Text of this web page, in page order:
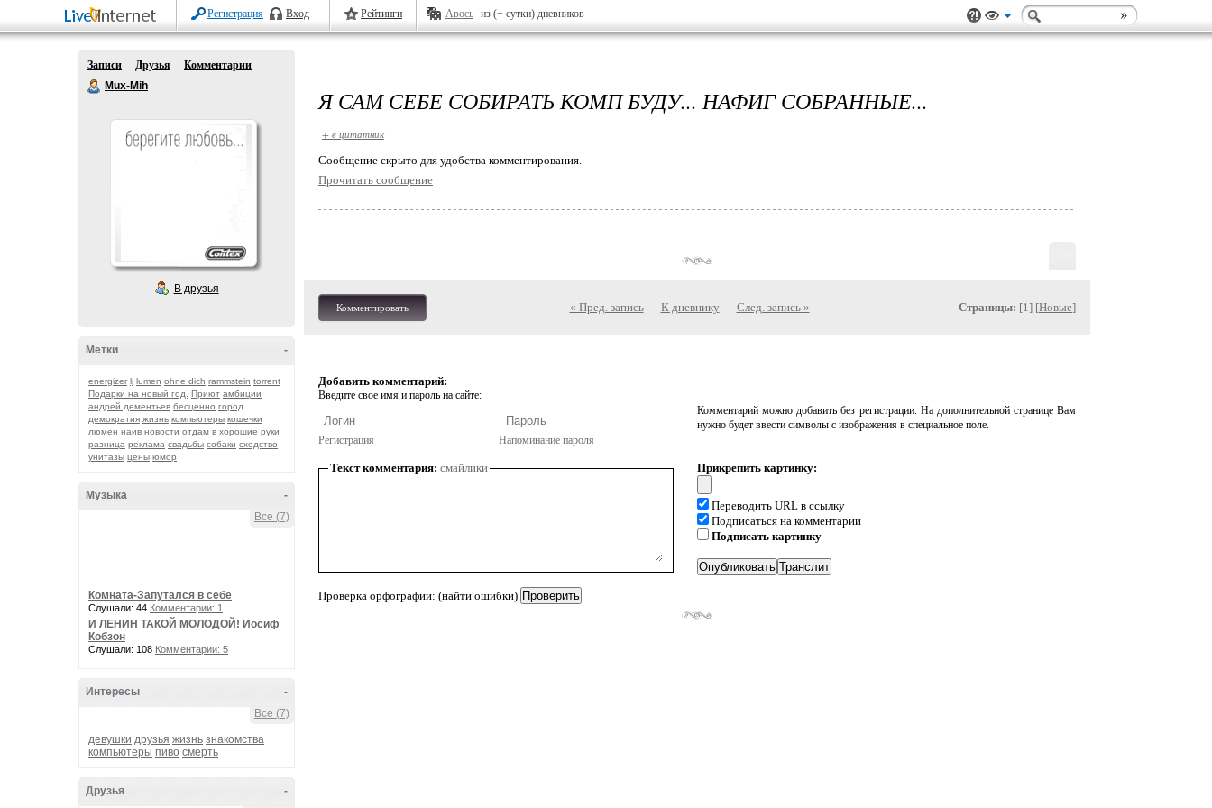
Регистрация Вход Рейтинги Авось из (+ сутки) дневников
Записи Друзья
Комментарии
Mux-Mih
В друзья
-
Метки
energizer lj lumen ohne dich rammstein torrent
Подарки на новый год.
Приют амбиции
андрей дементьев бесценно город
демократия жизнь компьютеры кошечки
люмен наив новости отдам в хорошие руки
разница реклама свадьбы собаки сходство
унитазы цены юмор
-
Музыка
Все (7)
Комната-Запутался в себе
Слушали: 44 Комментарии: 1
И ЛЕНИН ТАКОЙ МОЛОДОЙ! Иосиф
Кобзон
Слушали: 108 Комментарии: 5
-
Интересы
Все (7)
девушки друзья жизнь знакомства
компьютеры пиво смерть
-
Друзья
Я САМ СЕБЕ СОБИРАТЬ КОМП БУДУ... НАФИГ СОБРАННЫЕ...
+ в цитатник
Cообщение скрыто для удобства комментирования.
Прочитать сообщение
Комментировать « Пред. запись— К дневнику — След. запись » Страницы: [1] [Новые]
Добавить комментарий:
Введите свое имя и пароль на сайте:
Регистрация Напоминание пароля
Комментарий можно добавить без регистрации. На дополнительной странице Вам
нужно будет ввести символы с изображения в специальное поле.
Текст комментария: смайлики
Проверка орфографии: (найти ошибки)
Прикрепить картинку:
Переводить URL в ссылку
Подписаться на комментарии
Подписать картинку